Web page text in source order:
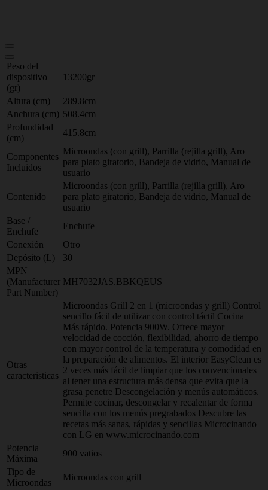
Peso del
dispositivo
(gr)
13200gr
Altura (cm)
289.8cm
Anchura (cm) 508.4cm
Profundidad
(cm)
415.8cm
Componentes
Incluidos
Microondas (con grill), Parrilla (rejilla grill), Aro
para plato giratorio, Bandeja de vidrio, Manual de
usuario
Contenido
Microondas (con grill), Parrilla (rejilla grill), Aro
para plato giratorio, Bandeja de vidrio, Manual de
usuario
Base /
Enchufe
Enchufe
Conexión
Otro
Depósito (L)
30
MPN
(Manufacturer
Part Number)
MH7032JAS.BBKQEUS
Otras
caracteristicas
Microondas Grill 2 en 1 (microondas y grill) Control
sencillo fácil de utilizar con control táctil Cocina
Más rápido. Potencia 900W. Ofrece mayor
velocidad de cocción, flexibilidad, ahorro de tiempo
con mayor control de la temperatura y comodidad en
la preparación de alimentos. El interior EasyClean es
2 veces más fácil de limpiar que los convencionales
al tener una estructura más densa que evita que la
grasa penetre Descongelación y menús automáticos.
Permite cocinar, descongelar y recalentar de forma
sencilla con los menús pregrabados Descubre las
recetas más sanas, rápidas y sencillas Microcinando
con LG en www.microcinando.com
Potencia
Máxima
900 vatios
Tipo de
Microondas
Microondas con grill